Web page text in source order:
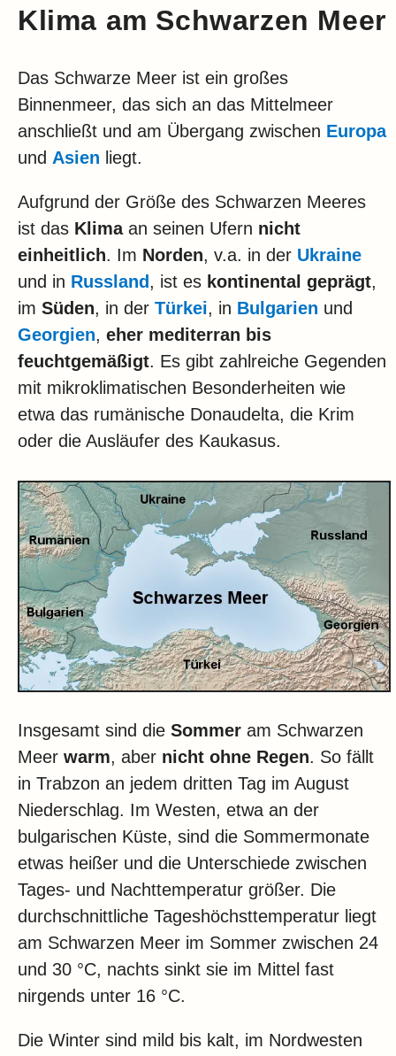
Klima am Schwarzen Meer
Das Schwarze Meer ist ein großes
Binnenmeer, das sich an das Mittelmeer
anschließt und am Übergang zwischen Europa
und Asien liegt.
Aufgrund der Größe des Schwarzen Meeres
ist das Klimaan seinen Ufern nicht
einheitlich. Im Norden, v.a. in der Ukraine
und in Russland, ist es kontinental geprägt,
im Süden, in der Türkei, in Bulgarien und
Georgien, eher mediterran bis
feuchtgemäßigt. Es gibt zahlreiche Gegenden
mit mikroklimatischen Besonderheiten wie
etwa das rumänische Donaudelta, die Krim
oder die Ausläufer des Kaukasus.
Insgesamt sind die Sommer am Schwarzen
Meer warm, aber nicht ohne Regen. So fällt
in Trabzon an jedem dritten Tag im August
Niederschlag. Im Westen, etwa an der
bulgarischen Küste, sind die Sommermonate
etwas heißer und die Unterschiede zwischen
Tages- und Nachttemperatur größer. Die
durchschnittliche Tageshöchsttemperatur liegt
am Schwarzen Meer im Sommer zwischen 24
und 30 °C, nachts sinkt sie im Mittel fast
nirgends unter 16 °C.
Die Winter sind mild bis kalt, im Nordwesten